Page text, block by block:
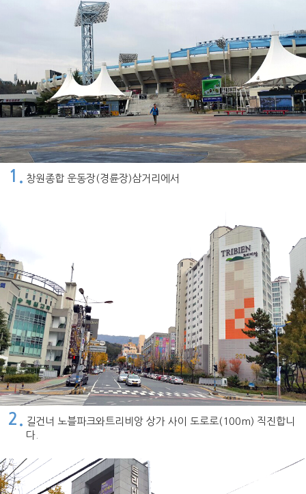
1. 창원종합 운동장(경륜장)삼거리에서
2. 길건너 노블파크와트리비앙 상가 사이 도로로(100m) 직진합니
다.